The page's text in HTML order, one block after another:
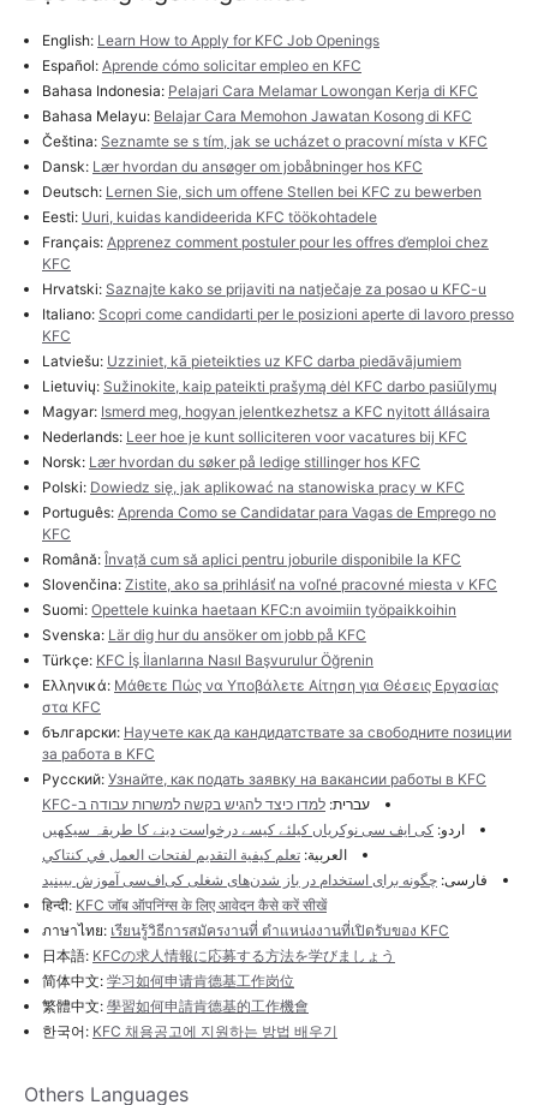
English: Learn How to Apply for KFC Job Openings
Español: Aprende cómo solicitar empleo en KFC
Bahasa Indonesia: Pelajari Cara Melamar Lowongan Kerja di KFC
Bahasa Melayu: Belajar Cara Memohon Jawatan Kosong di KFC
Čeština: Seznamte se s tím, jak se ucházet o pracovní místa v KFC
Dansk: Lær hvordan du ansøger om jobåbninger hos KFC
Deutsch: Lernen Sie, sich um offene Stellen bei KFC zu bewerben
Eesti: Uuri, kuidas kandideerida KFC töökohtadele
Français: Apprenez comment postuler pour les offres d’emploi chez
KFC
Hrvatski: Saznajte kako se prijaviti na natječaje za posao u KFC-u
Italiano: Scopri come candidarti per le posizioni aperte di lavoro presso
KFC
Latviešu: Uzziniet, kā pieteikties uz KFC darba piedāvājumiem
Lietuvių: Sužinokite, kaip pateikti prašymą dėl KFC darbo pasiūlymų
Magyar: Ismerd meg, hogyan jelentkezhetsz a KFC nyitott állásaira
Nederlands: Leer hoe je kunt solliciteren voor vacatures bij KFC
Norsk: Lær hvordan du søker på ledige stillinger hos KFC
Polski: Dowiedz się, jak aplikować na stanowiska pracy w KFC
Português: Aprenda Como se Candidatar para Vagas de Emprego no
KFC
Română: Învață cum să aplici pentru joburile disponibile la KFC
Slovenčina: Zistite, ako sa prihlásiť na voľné pracovné miesta v KFC
Suomi: Opettele kuinka haetaan KFC:n avoimiin työpaikkoihin
Svenska: Lär dig hur du ansöker om jobb på KFC
Türkçe: KFC İş İlanlarına Nasıl Başvurulur Öğrenin
Ελληνικά: Μάθετε Πώς να Υποβάλετε Αίτηση για Θέσεις Εργασίας
στα KFC
български: Научете как да кандидатствате за свободните позиции
за работа в KFC
Русский: Узнайте, как подать заявку на вакансии работы в KFC
עברית: למדו כיצד להגיש בקשה למשרות עבודה ב-KFC
اردو: کی ایف سی نوکریاں کیلئے کیسے درخواست دینے کا طریقہ سیکھیں
العربية: تعلم كيفية التقديم لفتحات العمل في كنتاكي
فارسی: چگونه برای استخدام در باز شدن‌های شغلی کی‌اف‌سی آموزش ببینید
हिन्दी: KFC जॉब ऑपनिंग्स के लिए आवेदन कैसे करें सीखें
ภาษาไทย: เรียนรู้วิธีการสมัครงานที่ ตำแหน่งงานที่เปิดรับของ KFC
日本語: KFCの求人情報に応募する方法を学びましょう
简体中文: 学习如何申请肯德基工作岗位
繁體中文: 學習如何申請肯德基的工作機會
한국어: KFC 채용공고에 지원하는 방법 배우기
Others Languages